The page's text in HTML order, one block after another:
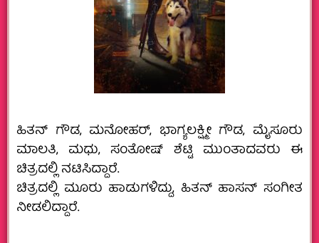
ಹಿತನ್ ಗೌಡ, ಮನೋಹರ್, ಭಾಗ್ಯಲಕ್ಷ್ಮೀ ಗೌಡ, ಮೈಸೂರು
ಮಾಲತಿ, ಮಧು, ಸಂತೋಷ್ ಶೆಟ್ಟಿ ಮುಂತಾದವರು ಈ
ಚಿತ್ರದಲ್ಲಿ ನಟಿಸಿದ್ದಾರೆ.
ಚಿತ್ರದಲ್ಲಿ ಮೂರು ಹಾಡುಗಳಿದ್ದು, ಹಿತನ್ ಹಾಸನ್ ಸಂಗೀತ
ನೀಡಲಿದ್ದಾರೆ.